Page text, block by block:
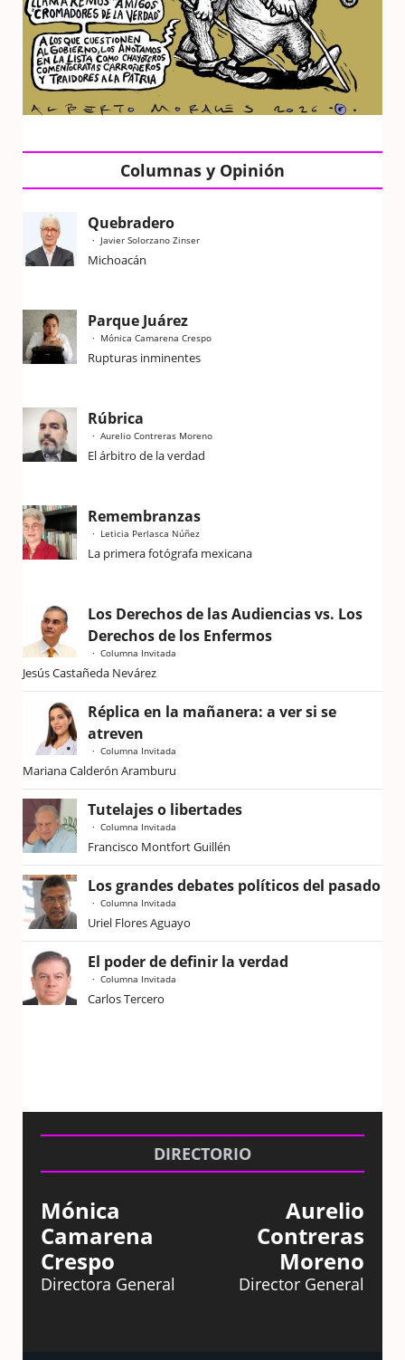
Columnas y Opinión
Quebradero
Javier Solorzano Zinser
Michoacán
Parque Juárez
Mónica Camarena Crespo
Rupturas inminentes
Rúbrica
Aurelio Contreras Moreno
El árbitro de la verdad
Remembranzas
Leticia Perlasca Núñez
La primera fotógrafa mexicana
Los Derechos de las Audiencias vs. Los
Derechos de los Enfermos
Columna Invitada
Jesús Castañeda Nevárez
Réplica en la mañanera: a ver si se
atreven
Columna Invitada
Mariana Calderón Aramburu
Tutelajes o libertades
Columna Invitada
Francisco Montfort Guillén
Los grandes debates políticos del pasado
Columna Invitada
Uriel Flores Aguayo
El poder de definir la verdad
Columna Invitada
Carlos Tercero
DIRECTORIO
Mónica
Camarena
Crespo
Directora General
Aurelio
Contreras
Moreno
Director General